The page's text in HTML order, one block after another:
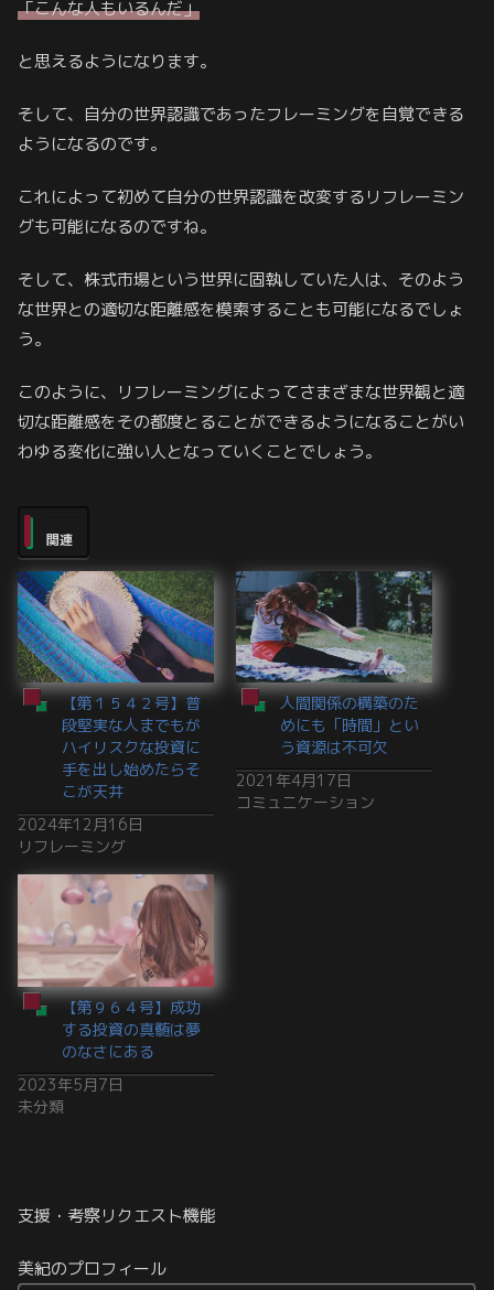
「こんな人もいるんだ」
と思えるようになります。
そして、自分の世界認識であったフレーミングを自覚できる
ようになるのです。
これによって初めて自分の世界認識を改変するリフレーミン
グも可能になるのですね。
そして、株式市場という世界に固執していた人は、そのよう
な世界との適切な距離感を模索することも可能になるでしょ
う。
このように、リフレーミングによってさまざまな世界観と適
切な距離感をその都度とることができるようになることがい
わゆる変化に強い人となっていくことでしょう。
関連
【第１５４２号】普
段堅実な人までもが
ハイリスクな投資に
手を出し始めたらそ
こが天井
2024年12月16日
リフレーミング
人間関係の構築のた
めにも「時間」とい
う資源は不可欠
2021年4月17日
コミュニケーション
【第９６４号】成功
する投資の真髄は夢
のなさにある
2023年5月7日
未分類
支援・考察リクエスト機能
美紀のプロフィール